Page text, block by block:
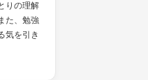
りの理解
た、勉強
気を引き